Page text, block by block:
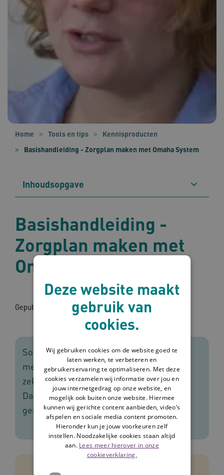
Home Tools en tips
Kennisproducten
Basishandleiding - Zorgplan maken met Omaha System
Inhoudsopgave
Basishandleiding -
Zorgplan maken met
Omaha System
Gepubliceerd op: 27-09-2018
Soms wordt het maken van een zorgplan
met Omaha System als complex ervaren,
zeker als je dat voor het eerst moet doen.
Daarom hebben we deze basishandleiding
geschreven.
Deze website maakt
gebruik van
cookies.
Wij gebruiken cookies om de website goed te
laten werken, te verbeteren en
gebruikerservaring te optimaliseren. Met deze
cookies verzamelen wij informatie over jou en
jouw internetgedrag op onze website, en
mogelijk ook buiten onze website. Hiermee
kunnen wij gerichte content aanbieden, video’s
afspelen en sociale media content promoten.
Hieronder kun je jouw voorkeuren zelf
instellen. Noodzakelijke cookies staan altijd
aan. Lees meer hierover in onze
cookieverklaring.